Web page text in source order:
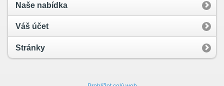
Naše nabídka
Váš účet
Stránky